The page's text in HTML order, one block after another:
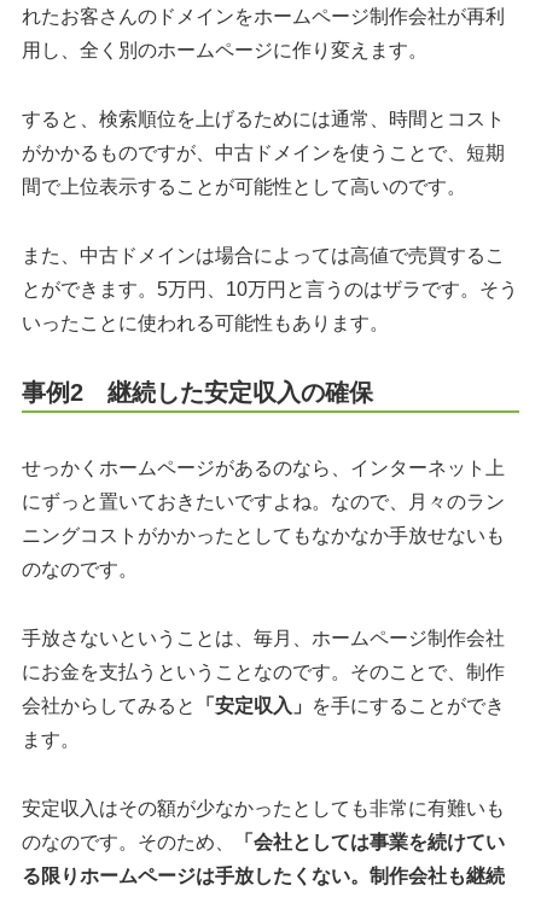
れたお客さんのドメインをホームページ制作会社が再利
用し、全く別のホームページに作り変えます。
すると、検索順位を上げるためには通常、時間とコスト
がかかるものですが、中古ドメインを使うことで、短期
間で上位表示することが可能性として高いのです。
また、中古ドメインは場合によっては高値で売買するこ
とができます。5万円、10万円と言うのはザラです。そう
いったことに使われる可能性もあります。
事例2 継続した安定収入の確保
せっかくホームページがあるのなら、インターネット上
にずっと置いておきたいですよね。なので、月々のラン
ニングコストがかかったとしてもなかなか手放せないも
のなのです。
手放さないということは、毎月、ホームページ制作会社
にお金を支払うということなのです。そのことで、制作
会社からしてみると
「安定収入」
を手にすることができ
ます。
安定収入はその額が少なかったとしても非常に有難いも
のなのです。そのため、
「会社としては事業を続けてい
る限りホームページは手放したくない。制作会社も継続